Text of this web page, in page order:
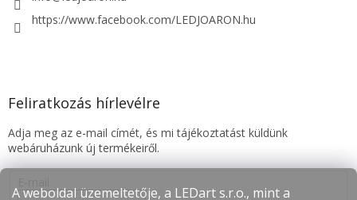
A weboldal üzemeltetője, a LEDart s.r.o., mint a
https://www.facebook.com/LEDJOARON.hu
Feliratkozás hírlevélre
Adja meg az e-mail címét, és mi tájékoztatást küldünk
webáruházunk új termékeiről.